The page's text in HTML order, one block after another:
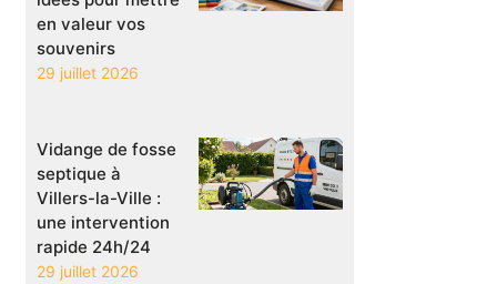
en valeur vos
souvenirs
29 juillet 2026
Vidange de fosse
septique à
Villers-la-Ville :
une intervention
rapide 24h/24
29 juillet 2026